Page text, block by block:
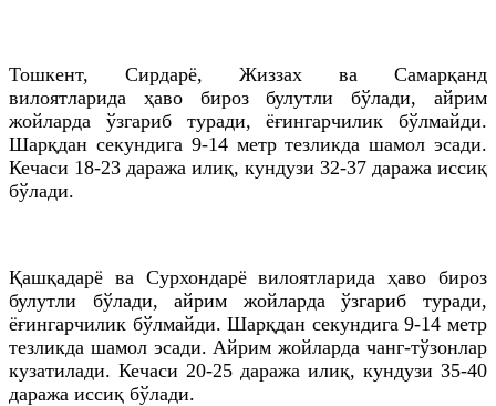
Тошкент, Сирдарё, Жиззах ва Самарқанд
вилоятларида ҳаво бироз булутли бўлади, айрим
жойларда ўзгариб туради, ёғингарчилик бўлмайди.
Шарқдан секундига 9-14 метр тезликда шамол эсади.
Кечаси 18-23 даража илиқ, кундузи 32-37 даража иссиқ
бўлади.
Қашқадарё ва Сурхондарё вилоятларида ҳаво бироз
булутли бўлади, айрим жойларда ўзгариб туради,
ёғингарчилик бўлмайди. Шарқдан секундига 9-14 метр
тезликда шамол эсади. Айрим жойларда чанг-тўзонлар
кузатилади. Кечаси 20-25 даража илиқ, кундузи 35-40
даража иссиқ бўлади.